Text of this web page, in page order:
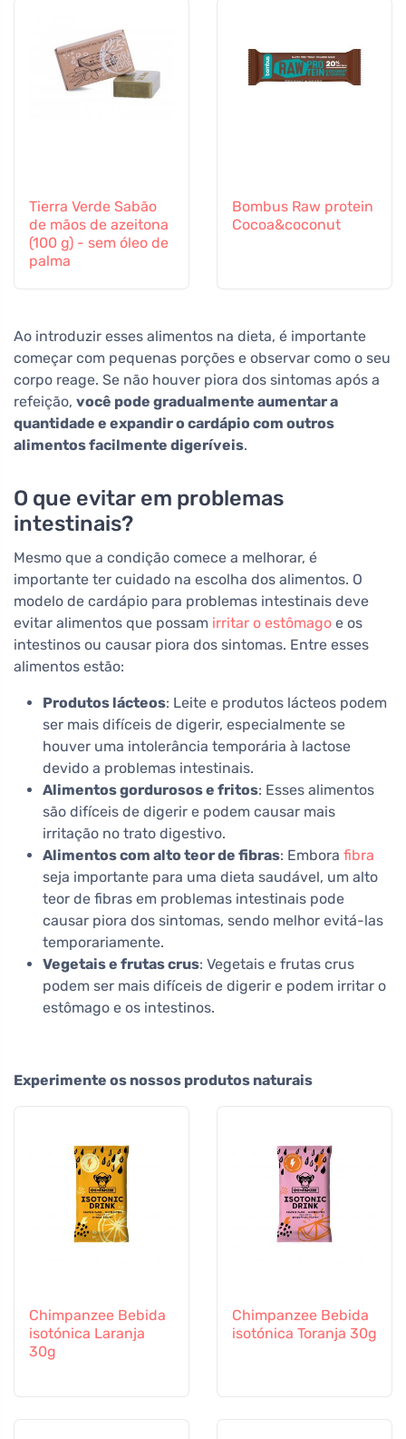
Tierra Verde Sabão
de mãos de azeitona
(100 g) - sem óleo de
palma
Bombus Raw protein
Cocoa&coconut
Ao introduzir esses alimentos na dieta, é importante
começar com pequenas porções e observar como o seu
corpo reage. Se não houver piora dos sintomas após a
refeição, você pode gradualmente aumentar a
quantidade e expandir o cardápio com outros
alimentos facilmente digeríveis.
O que evitar em problemas
intestinais?
Mesmo que a condição comece a melhorar, é
importante ter cuidado na escolha dos alimentos. O
modelo de cardápio para problemas intestinais deve
evitar alimentos que possam irritar o estômago e os
intestinos ou causar piora dos sintomas. Entre esses
alimentos estão:
Produtos lácteos: Leite e produtos lácteos podem
ser mais difíceis de digerir, especialmente se
houver uma intolerância temporária à lactose
devido a problemas intestinais.
Alimentos gordurosos e fritos: Esses alimentos
são difíceis de digerir e podem causar mais
irritação no trato digestivo.
Alimentos com alto teor de fibras: Embora fibra
seja importante para uma dieta saudável, um alto
teor de fibras em problemas intestinais pode
causar piora dos sintomas, sendo melhor evitá-las
temporariamente.
Vegetais e frutas crus: Vegetais e frutas crus
podem ser mais difíceis de digerir e podem irritar o
estômago e os intestinos.
Experimente os nossos produtos naturais
Chimpanzee Bebida
isotónica Laranja
30g
Chimpanzee Bebida
isotónica Toranja 30g